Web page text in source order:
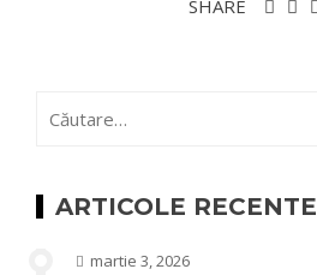
SHARE
după:
ARTICOLE RECENTE
martie 3, 2026